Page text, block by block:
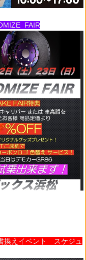
FAIR
えイベント スケジュ